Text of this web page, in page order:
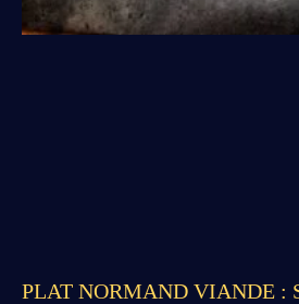
PLAT NORMAND VIANDE :